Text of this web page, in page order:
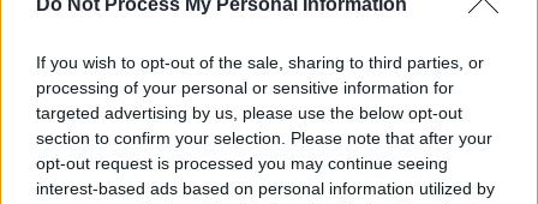
Do Not Process My Personal Information
If you wish to opt-out of the sale, sharing to third parties, or
processing of your personal or sensitive information for
targeted advertising by us, please use the below opt-out
section to confirm your selection. Please note that after your
opt-out request is processed you may continue seeing
interest-based ads based on personal information utilized by
Προσθέστε το ΕΘΝΟΣ στη Google
Κρατούμενοι στονΚορυδαλλούαπείλησαν
σωφρονιστικό υπάλληλο, προκειμένου